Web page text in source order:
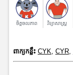
ចិត្តចលភាព វិទ្យាសាស្រ្ត
ពាក្យកន្លឹះ CYK CYR,